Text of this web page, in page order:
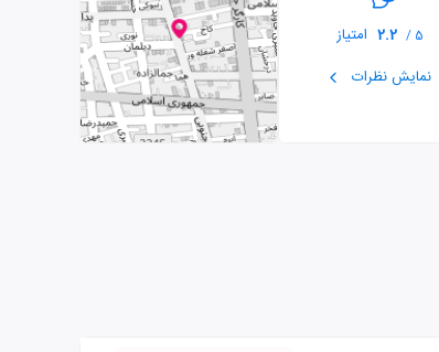
5 /
2.2 امتیاز
نمایش نظرات